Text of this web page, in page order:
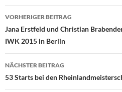
Beitragsnavigation
VORHERIGER BEITRAG
Jana Erstfeld und Christian
IWK 2015 in Berlin
NÄCHSTER BEITRAG
53 Starts bei den